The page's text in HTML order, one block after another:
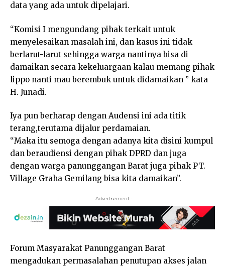
data yang ada untuk dipelajari.
“Komisi I mengundang pihak terkait untuk
menyelesaikan masalah ini, dan kasus ini tidak
berlarut-larut sehingga warga nantinya bisa di
damaikan secara kekeluargaan kalau memang pihak
lippo nanti mau berembuk untuk didamaikan ” kata
H. Junadi.
Iya pun berharap dengan Audensi ini ada titik
terang,terutama dijalur perdamaian.
“Maka itu semoga dengan adanya kita disini kumpul
dan beraudiensi dengan pihak DPRD dan juga
dengan warga panunggangan Barat juga pihak PT.
Village Graha Gemilang bisa kita damaikan”.
- Advertisement -
Forum Masyarakat Panunggangan Barat
mengadukan permasalahan penutupan akses jalan